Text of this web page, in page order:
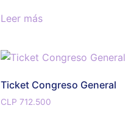
Leer más
Ticket Congreso General
CLP 712.500